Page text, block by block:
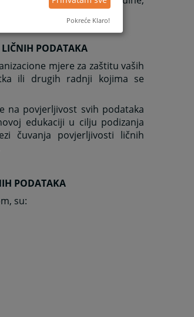
LIČNIH PODATAKA
mjere za zaštitu vaših
ili drugih radnji kojima se
na povjerljivost svih podataka
edukaciji u cilju podizanja
čuvanja povjerljivosti ličnih
PODATAKA
su:
Pokreće Klaro!